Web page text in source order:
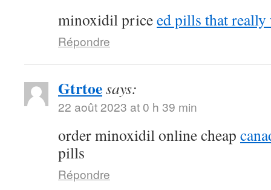
minoxidil priceed pills that
Répondre
Gtrtoesays:
22 août 2023 at 0 h 39 min
order minoxidil online cheap
pills
Répondre